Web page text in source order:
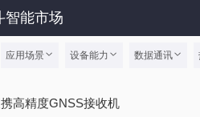
智能市场
应用场景 设备能力 数据通讯
高精度GNSS接收机